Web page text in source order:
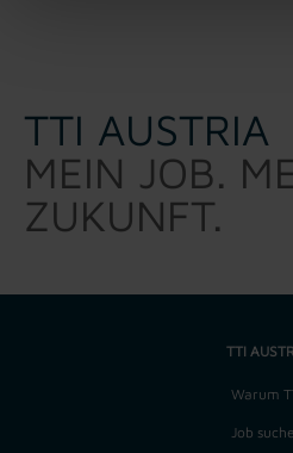
TTI AUSTRIA
MEIN JOB.
ZUKUNFT.
TTI
Warum
Job